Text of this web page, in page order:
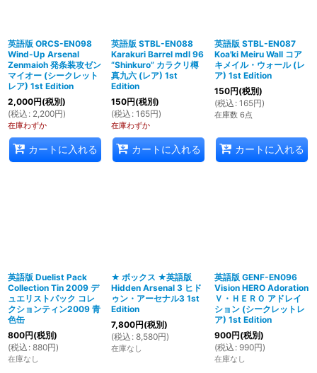
英語版 ORCS-EN098
Wind-Up Arsenal
Zenmaioh 発条装攻ゼン
マイオー (シークレット
レア) 1st Edition
2,000円(税別)
(税込 : 2,200円)
在庫わずか
カートに入れる
英語版 STBL-EN088
Karakuri Barrel mdl 96
“Shinkuro” カラクリ樽
真九六 (レア) 1st
Edition
150円(税別)
(税込 : 165円)
在庫わずか
カートに入れる
英語版 STBL-EN087
Koa'ki Meiru Wall コア
キメイル・ウォール (レ
ア) 1st Edition
150円(税別)
(税込 : 165円)
在庫数 6点
カートに入れる
英語版 Duelist Pack
Collection Tin 2009 デ
ュエリストパック コレ
クションティン2009 青
色缶
800円(税別)
(税込 : 880円)
在庫なし
★ ボックス ★英語版
Hidden Arsenal 3 ヒド
ゥン・アーセナル3 1st
Edition
7,800円(税別)
(税込 : 8,580円)
在庫なし
英語版 GENF-EN096
Vision HERO Adoration
Ｖ・ＨＥＲＯ アドレイ
ション (シークレットレ
ア) 1st Edition
900円(税別)
(税込 : 990円)
在庫なし